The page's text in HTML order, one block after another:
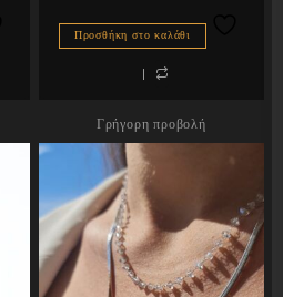
Προσθήκη στο καλάθι
Γρήγορη προβολή